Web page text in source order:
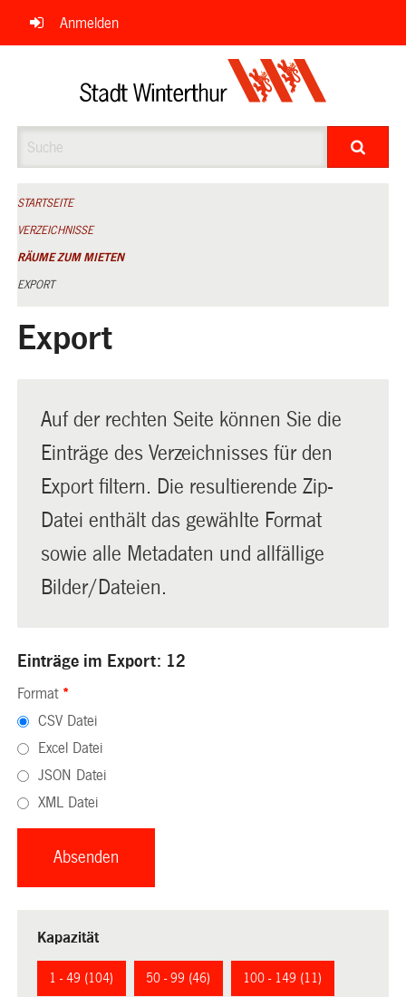
Navigation
überspringen
Anmelden
STARTSEITE
VERZEICHNISSE
RÄUME ZUM MIETEN
EXPORT
Export
Auf der rechten Seite können Sie die
Einträge des Verzeichnisses für den
Export filtern. Die resultierende Zip-
Datei enthält das gewählte Format
sowie alle Metadaten und allfällige
Bilder/Dateien.
Einträge im Export: 12
Format *
CSV Datei
Excel Datei
JSON Datei
XML Datei
Kapazität
1 - 49 (104) 50 - 99 (46) 100 - 149 (11)